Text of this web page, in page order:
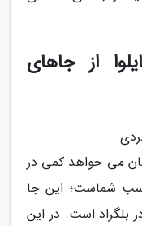
از جاهای
می خواهد کمی در
شماست؛ این جا
بلگراد است. در این